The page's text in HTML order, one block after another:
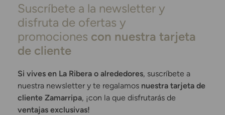
Suscríbete a la newsletter y
disfruta de ofertas y
promociones con nuestra tarjeta
de cliente
Si vives en La Ribera o alrededores, suscríbete a
nuestra newsletter y te regalamos nuestra tarjeta de
cliente Zamarripa, ¡con la que disfrutarás de
ventajas exclusivas!